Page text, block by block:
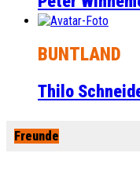
BUNTLAND
Thilo
Freunde